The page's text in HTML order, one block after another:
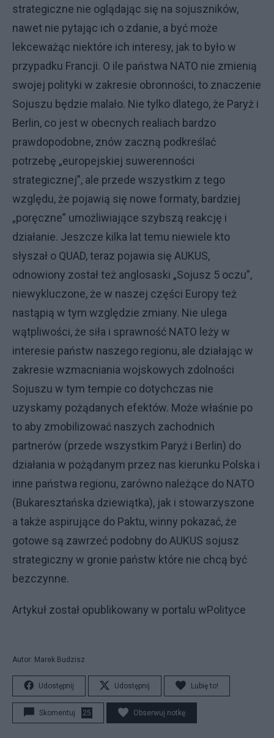
strategiczne nie oglądając się na sojuszników,
nawet nie pytając ich o zdanie, a być może
lekceważąc niektóre ich interesy, jak to było w
przypadku Francji. O ile państwa NATO nie zmienią
swojej polityki w zakresie obronności, to znaczenie
Sojuszu będzie malało. Nie tylko dlatego, że Paryż i
Berlin, co jest w obecnych realiach bardzo
prawdopodobne, znów zaczną podkreślać
potrzebę „europejskiej suwerenności
strategicznej”, ale przede wszystkim z tego
względu, że pojawią się nowe formaty, bardziej
„poręczne” umożliwiające szybszą reakcję i
działanie. Jeszcze kilka lat temu niewiele kto
słyszał o QUAD, teraz pojawia się AUKUS,
odnowiony został też anglosaski „Sojusz 5 oczu”,
niewykluczone, że w naszej części Europy też
nastąpią w tym względzie zmiany. Nie ulega
wątpliwości, że siła i sprawność NATO leży w
interesie państw naszego regionu, ale działając w
zakresie wzmacniania wojskowych zdolności
Sojuszu w tym tempie co dotychczas nie
uzyskamy pożądanych efektów. Może właśnie po
to aby zmobilizować naszych zachodnich
partnerów (przede wszystkim Paryż i Berlin) do
działania w pożądanym przez nas kierunku Polska i
inne państwa regionu, zarówno należące do NATO
(Bukaresztańska dziewiątka), jak i stowarzyszone
a także aspirujące do Paktu, winny pokazać, że
gotowe są zawrzeć podobny do AUKUS sojusz
strategiczny w gronie państw które nie chcą być
bezczynne.
Artykuł został opublikowany w portalu wPolityce
Autor: Marek Budzisz
Udostępnij Udostępnij Lubię to!
Skomentuj 25 Obserwuj notkę